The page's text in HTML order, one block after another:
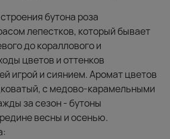
бутона роза
лепестков, который бывает
до кораллового и
цветов и оттенков
игрой и сиянием. Аромат цветов
с медово-карамельными
за сезон - бутоны
весны и осенью.